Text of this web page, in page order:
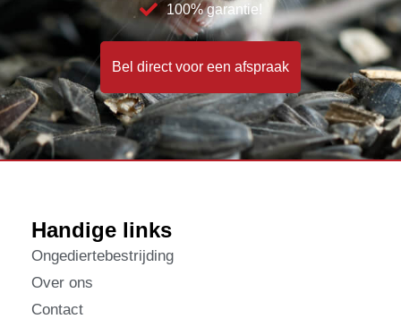
100% garantie!
Bel direct voor een afspraak
Handige links
Ongediertebestrijding
Over ons
Contact